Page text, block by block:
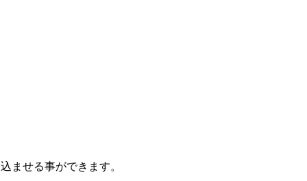
ませる事ができます。